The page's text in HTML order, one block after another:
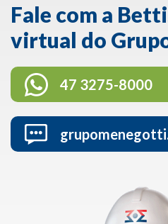
Fale com a
virtual do
47 3275-8000